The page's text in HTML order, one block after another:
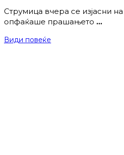
Струмица вчера се изјасни
опфаќаше прашањето …
Види повеќе